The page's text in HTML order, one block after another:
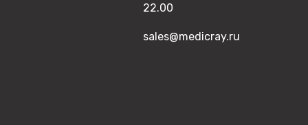
22.00
sales@medicray.ru